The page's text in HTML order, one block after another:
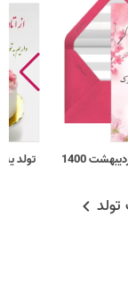
1400 تولد